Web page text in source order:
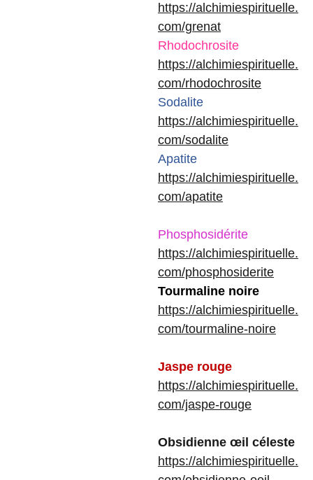
https://alchimiespirituelle.
com/grenat
Rhodochrosite
https://alchimiespirituelle.
com/rhodochrosite
Sodalite
https://alchimiespirituelle.
com/sodalite
Apatite
https://alchimiespirituelle.
com/apatite
Phosphosidérite
https://alchimiespirituelle.
com/phosphosiderite
Tourmaline noire
https://alchimiespirituelle.
com/tourmaline-noire
Jaspe rouge
https://alchimiespirituelle.
com/jaspe-rouge
Obsidienne œil céleste
https://alchimiespirituelle.